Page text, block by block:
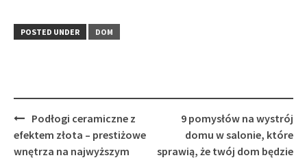
POSTED UNDER DOM
Post
navigation
Podłogi ceramiczne z
efektem złota – prestiżowe
wnętrza na najwyższym
9 pomysłów na wystrój
domu w salonie, które
sprawią, że twój dom będzie